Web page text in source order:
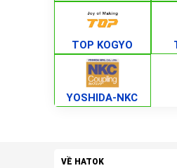
TOP KOGYO
YOSHIDA-NKC
VỀ HATOK